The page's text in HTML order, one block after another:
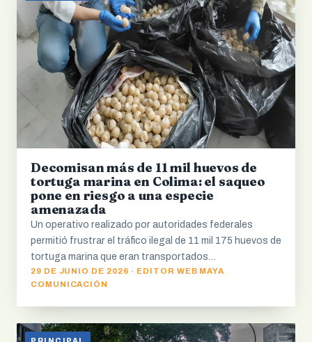
Decomisan más de 11 mil huevos de
tortuga marina en Colima: el saqueo
pone en riesgo a una especie
amenazada
Un operativo realizado por autoridades federales
permitió frustrar el tráfico ilegal de 11 mil 175 huevos de
tortuga marina que eran transportados…
29 DE JUNIO DE 2026 · EDITOR WEB MAYA
COMUNICACIÓN